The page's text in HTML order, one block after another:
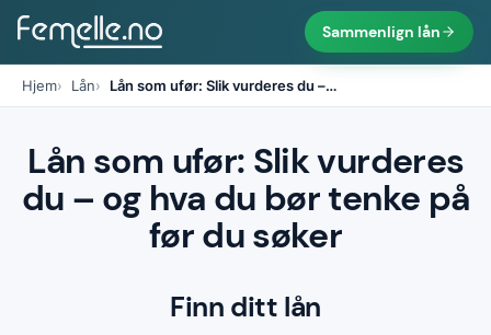
Sammenlign lån
Hjem Lån Lån som ufør: Slik vurderes du –…
Lån som ufør: Slik vurderes
du – og hva du bør tenke på
før du søker
Finn ditt lån